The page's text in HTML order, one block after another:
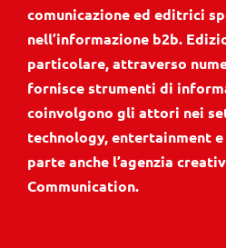
comunicazione ed editrici
nell’informazione b2b.
particolare, attraverso
fornisce strumenti di
coinvolgono gli attori nei
technology, entertainment
parte anche l’agenzia
Communication.